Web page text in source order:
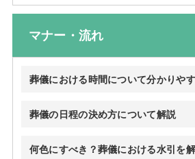
マナー・流れ
葬儀における時間について分かりや
葬儀の日程の決め方について解説
何色にすべき？葬儀における水引を